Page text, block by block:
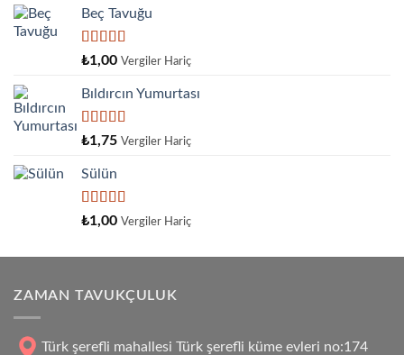
Beç Tavuğu
5
4.00
aldı
₺1,00 Vergiler Hariç
Bıldırcın Yumurtası
5
4.33oy
aldı
₺1,75 Vergiler Hariç
Sülün
5
aldı
₺1,00 Vergiler Hariç
ZAMAN TAVUKÇULUK
Türk şerefli mahallesi Türk şerefli küme evleri no:174